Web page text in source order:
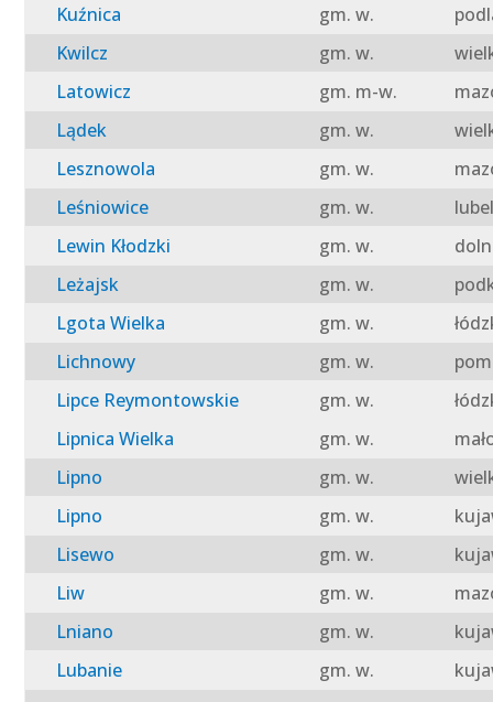
Kuźnica
gm. w.
Kwilcz
gm. w.
Latowicz
gm. m-w.
Lądek
gm. w.
Lesznowola
gm. w.
Leśniowice
gm. w.
Lewin Kłodzki
gm. w.
Leżajsk
gm. w.
Lgota Wielka
gm. w.
Lichnowy
gm. w.
Lipce Reymontowskie
gm. w.
Lipnica Wielka
gm. w.
Lipno
gm. w.
Lipno
gm. w.
Lisewo
gm. w.
Liw
gm. w.
Lniano
gm. w.
Lubanie
gm. w.